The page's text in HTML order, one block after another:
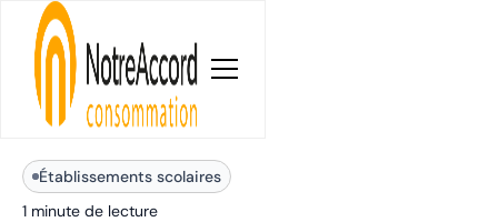
Blog
Établissements scolaires
1 minute de lecture